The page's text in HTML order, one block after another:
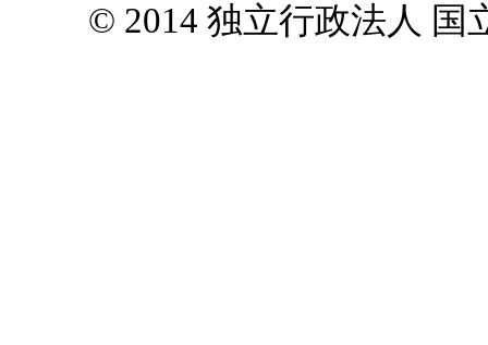
© 2014 独立行政法人 国